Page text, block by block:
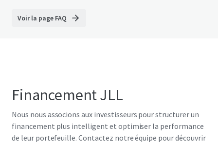
Voir la page FAQ
Financement JLL
Nous nous associons aux investisseurs pour structurer un
financement plus intelligent et optimiser la performance
de leur portefeuille. Contactez notre équipe pour découvrir